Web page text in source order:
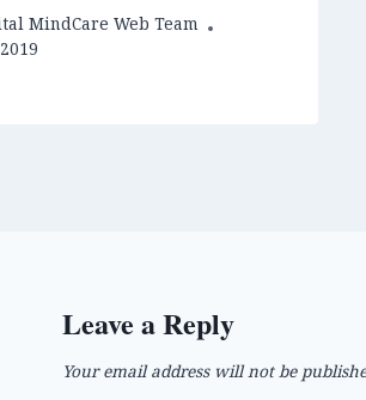
MindCare Web Team
Leave a Reply
Your email address will not be